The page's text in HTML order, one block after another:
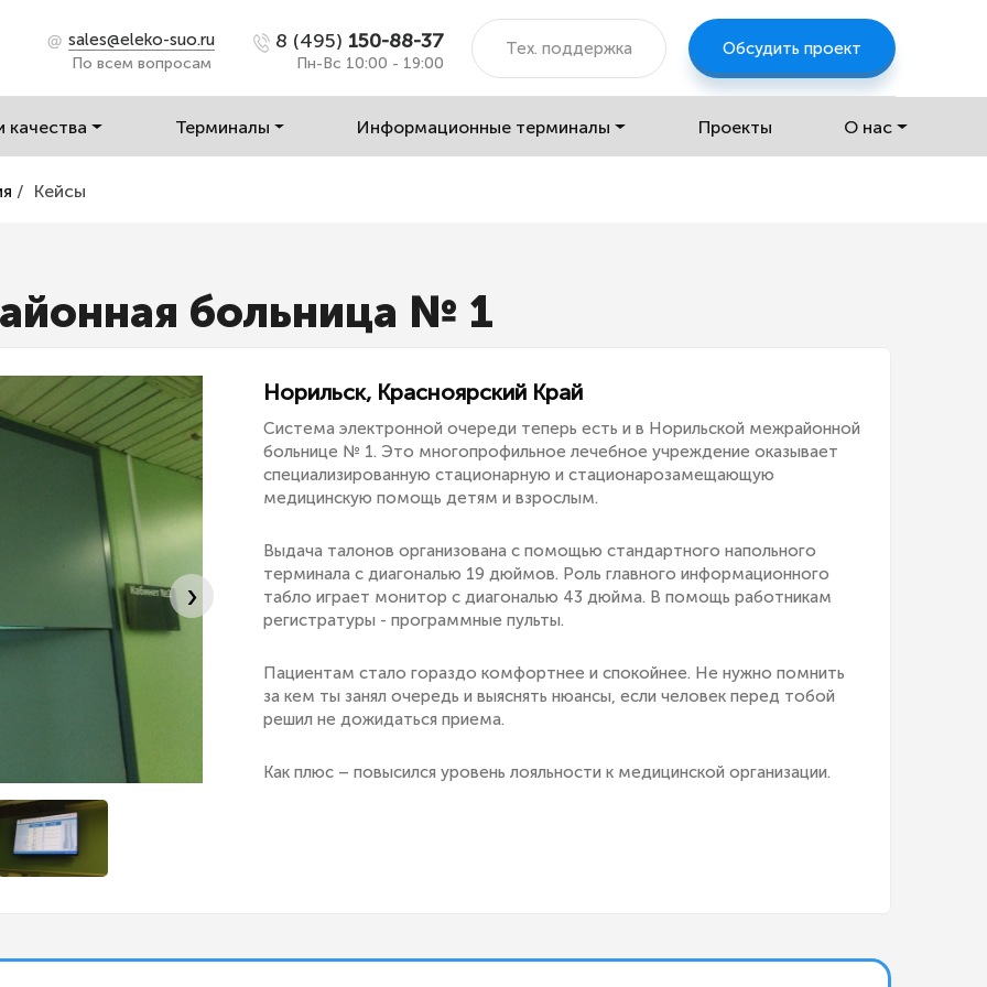
sales@eleko-suo.ru
По всем вопросам
8 (495) 150-88-37
Пн-Вс 10:00 - 19:00
Тех. поддержка Обсудить проект
качества Терминалы Информационные терминалы Проекты О нас
/ Кейсы
больница № 1
›
Норильск, Красноярский Край
Система электронной очереди теперь есть и в Норильской межрайонной
больнице № 1. Это многопрофильное лечебное учреждение оказывает
специализированную стационарную и стационарозамещающую
медицинскую помощь детям и взрослым.
Выдача талонов организована с помощью стандартного напольного
терминала с диагональю 19 дюймов. Роль главного информационного
табло играет монитор с диагональю 43 дюйма. В помощь работникам
регистратуры - программные пульты.
Пациентам стало гораздо комфортнее и спокойнее. Не нужно помнить
за кем ты занял очередь и выяснять нюансы, если человек перед тобой
решил не дожидаться приема.
Как плюс – повысился уровень лояльности к медицинской организации.